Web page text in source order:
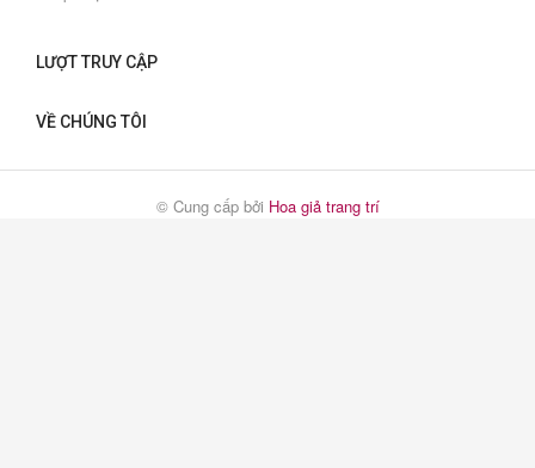
LƯỢT TRUY CẬP
VỀ CHÚNG TÔI
© Cung cấp bởi Hoa giả trang trí